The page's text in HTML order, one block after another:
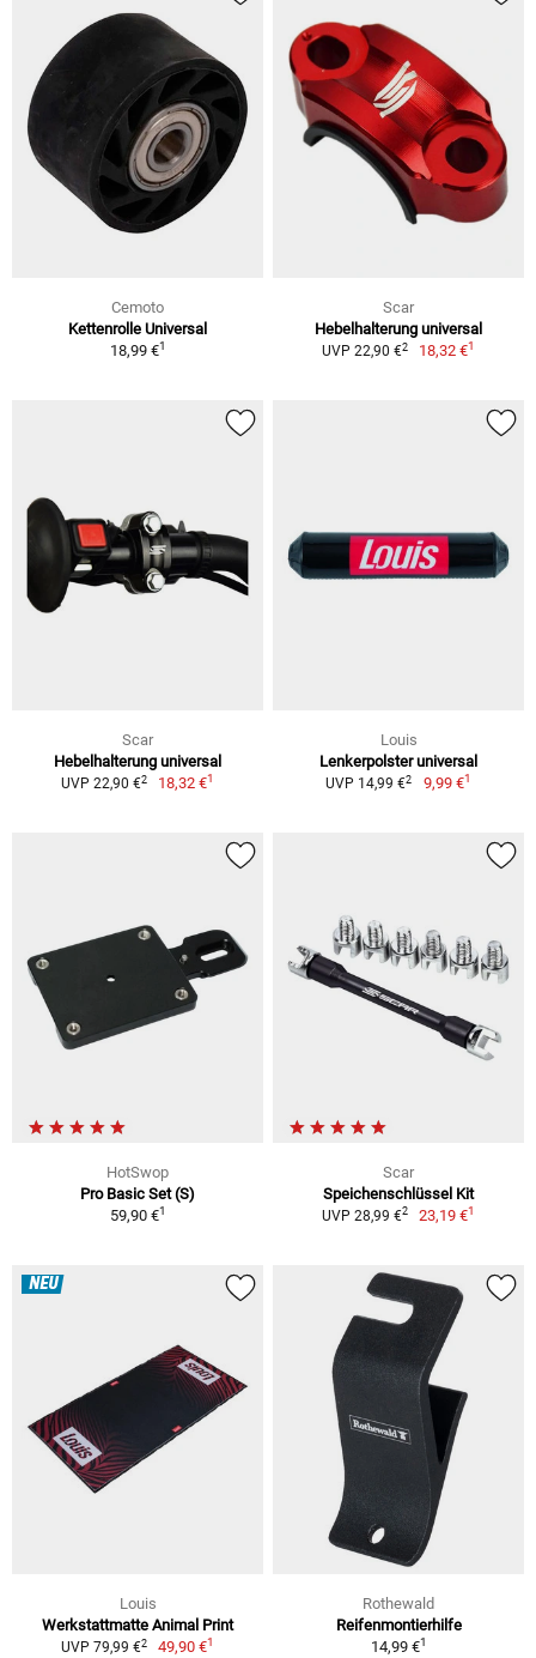
Cemoto
Kettenrolle Universal
18,99 €1
Scar
Hebelhalterung universal
UVP 22,90 €2 18,32 €1
Scar
Hebelhalterung universal
UVP 22,90 €2 18,32 €1
Louis
Lenkerpolster universal
UVP 14,99 €2 9,99 €1
HotSwop
Pro Basic Set (S)
59,90 €1
Scar
Speichenschlüssel Kit
UVP 28,99 €2 23,19 €1
NEU
Louis
Werkstattmatte Animal Print
UVP 79,99 €2 49,90 €1
Rothewald
Reifenmontierhilfe
14,99 €1